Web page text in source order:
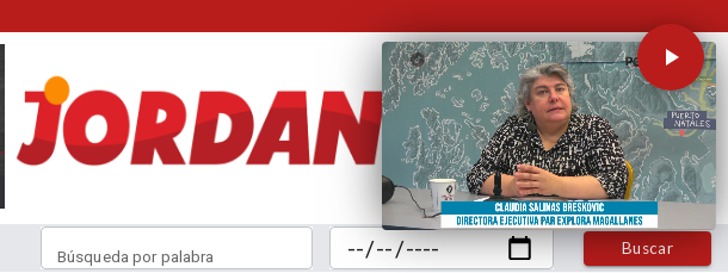
Buscar
Búsqueda por palabra